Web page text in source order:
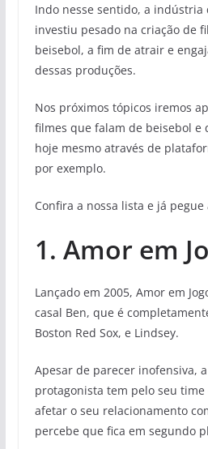
Indo nesse sentido, a indústria
investiu pesado na criação de
beisebol, a fim de atrair e
dessas produções.
Nos próximos tópicos iremos
filmes que falam de beisebol e
hoje mesmo através de
por exemplo.
Confira a nossa lista e já pegue
1. Amor em
Lançado em 2005, Amor em
casal Ben, que é
Boston Red Sox, e Lindsey.
Apesar de parecer inofensiva,
protagonista tem pelo seu time
afetar o seu relacionamento
percebe que fica em segundo